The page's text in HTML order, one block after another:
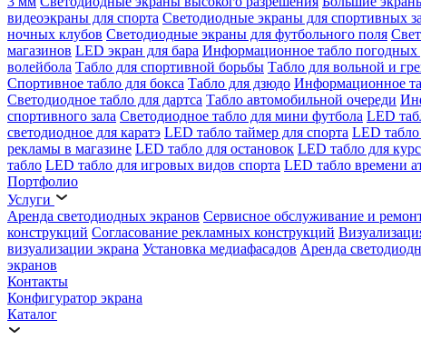
видеоэкраны для спорта Светодиодные экраны для спортивных
ночных клубов Светодиодные экраны для футбольного поля
магазинов LED экран для бара Информационное табло погодных
волейбола Табло для спортивной борьбы Табло для вольной и
Спортивное табло для бокса Табло для дзюдо Информационное
Светодиодное табло для дартса Табло автомобильной очереди
спортивного зала Светодиодное табло для мини футбола LED
светодиодное для каратэ LED табло таймер для спорта LED
рекламы в магазине LED табло для остановок LED табло для
табло LED табло для игровых видов спорта LED табло времени
Портфолио
Услуги
Аренда светодиодных экранов Сервисное обслуживание и
конструкций Согласование рекламных конструкций
визуализации экрана Установка медиафасадов Аренда
экранов
Контакты
Конфигуратор экрана
Каталог